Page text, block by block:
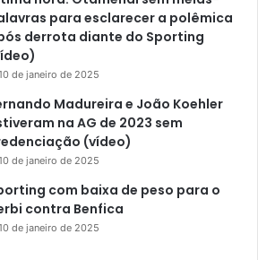
para esclarecer a polêmica
derrota diante do Sporting
de janeiro de 2025
Madureira e João Koehler
na AG de 2023 sem
(vídeo)
de janeiro de 2025
com baixa de peso para o
contra Benfica
de janeiro de 2025